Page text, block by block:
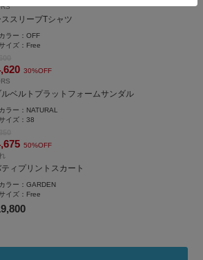
ススリーブTシャツ
ラー：OFF
イズ： Free
30%OFF
ルベルトプラットフォームサンダル
ラー： NATURAL
イズ：38
50%OFF
ティプリントスカート
ラー：GARDEN
イズ： Free